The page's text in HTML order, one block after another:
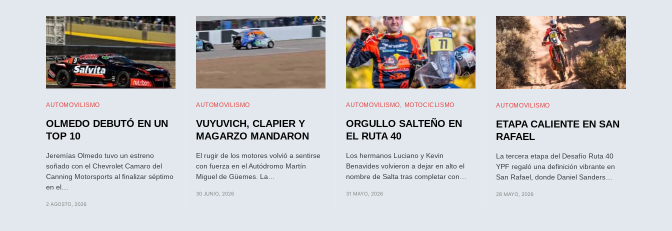
AUTOMOVILISMO
OLMEDO DEBUTÓ EN UN
TOP 10
Jeremías Olmedo tuvo un estreno
soñado con el Chevrolet Camaro del
Canning Motorsports al finalizar séptimo
en el…
2 AGOSTO, 2026
AUTOMOVILISMO
VUYUVICH, CLAPIER Y
MAGARZO MANDARON
El rugir de los motores volvió a sentirse
con fuerza en el Autódromo Martín
Miguel de Güemes. La…
30 JUNIO, 2026
AUTOMOVILISMO MOTOCICLISMO
ORGULLO SALTEÑO EN
EL RUTA 40
Los hermanos Luciano y Kevin
Benavides volvieron a dejar en alto el
nombre de Salta tras completar con…
31 MAYO, 2026
AUTOMOVILISMO
ETAPA CALIENTE EN SAN
RAFAEL
La tercera etapa del Desafío Ruta 40
YPF regaló una definición vibrante en
San Rafael, donde Daniel Sanders…
28 MAYO, 2026